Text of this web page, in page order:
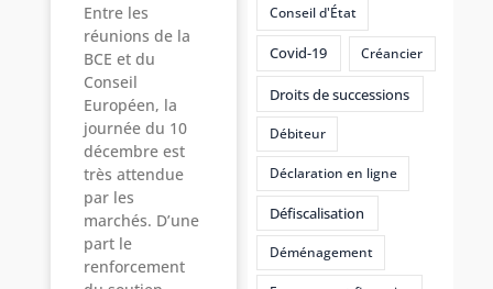
Entre les
réunions de la
BCE et du
Conseil
Européen, la
journée du 10
décembre est
très attendue
par les
marchés. D’une
part le
renforcement
Conseil d'État
Covid-19 Créancier
Droits de successions
Débiteur
Déclaration en ligne
Défiscalisation
Déménagement